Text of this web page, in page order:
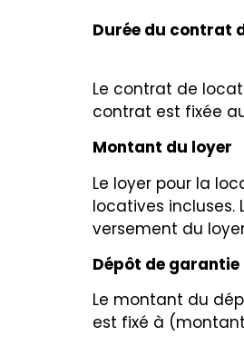
Durée du contrat
Le contrat de
contrat est fixée
Montant du loyer
Le loyer pour la
locatives
versement du
Dépôt de garantie
Le montant du
est fixé à